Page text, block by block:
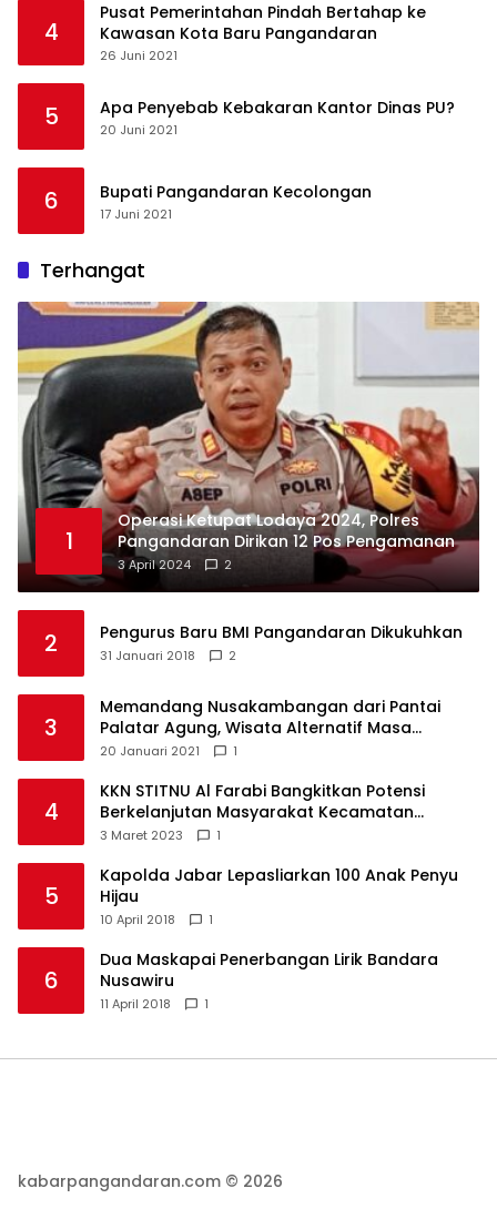
4
Pusat Pemerintahan Pindah Bertahap ke
Kawasan Kota Baru Pangandaran
26 Juni 2021
5 Apa Penyebab Kebakaran Kantor Dinas PU?
20 Juni 2021
6 Bupati Pangandaran Kecolongan
17 Juni 2021
Terhangat
1
Operasi Ketupat Lodaya 2024, Polres
Pangandaran Dirikan 12 Pos Pengamanan
3 April 2024 2
2 Pengurus Baru BMI Pangandaran Dikukuhkan
31 Januari 2018 2
3
Memandang Nusakambangan dari Pantai
Palatar Agung, Wisata Alternatif Masa
Pandemi
20 Januari 2021 1
4
KKN STITNU Al Farabi Bangkitkan Potensi
Berkelanjutan Masyarakat Kecamatan
Langkaplancar
3 Maret 2023 1
5
Kapolda Jabar Lepasliarkan 100 Anak Penyu
Hijau
10 April 2018 1
6
Dua Maskapai Penerbangan Lirik Bandara
Nusawiru
11 April 2018 1
kabarpangandaran.com © 2026